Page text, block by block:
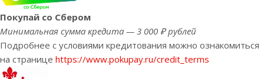
Покупай со Сбером
Минимальная сумма кредита — 3 000 ₽ рублей
Подробнее с условиями кредитования можно ознакомиться
на странице https://www.pokupay.ru/credit_terms